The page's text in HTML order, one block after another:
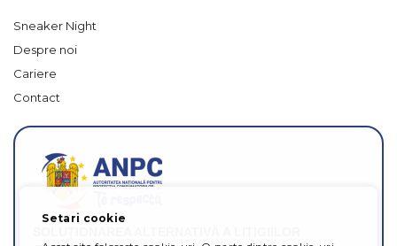
Sneaker Night
Despre noi
Cariere
Contact
Setari cookie